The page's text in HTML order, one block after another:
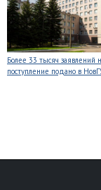
Более 33 тысяч заявлений
поступление подано в